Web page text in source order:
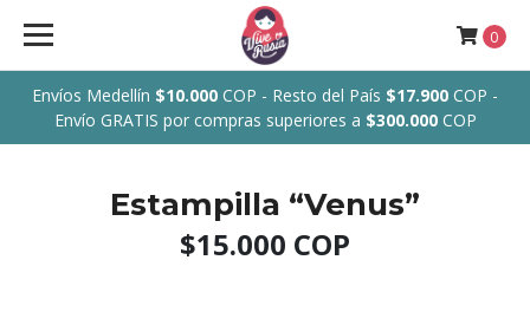
Envíos Medellín $10.000 COP - Resto del País $17.900 COP -
Envío GRATIS por compras superiores a $300.000COP
0
Estampilla “Venus”
$15.000 COP